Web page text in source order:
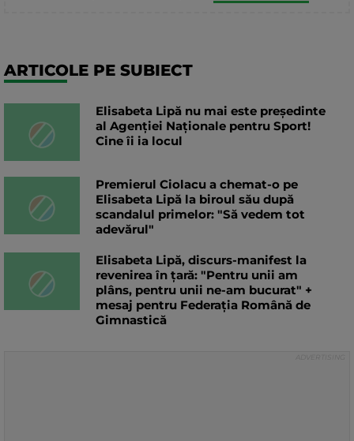
ARTICOLE PE SUBIECT
Elisabeta Lipă nu mai este președinte
al Agenției Naționale pentru Sport!
Cine îi ia locul
Premierul Ciolacu a chemat-o pe
Elisabeta Lipă la biroul său după
scandalul primelor: "Să vedem tot
adevărul"
Elisabeta Lipă, discurs-manifest la
revenirea în țară: "Pentru unii am
plâns, pentru unii ne-am bucurat" +
mesaj pentru Federația Română de
Gimnastică